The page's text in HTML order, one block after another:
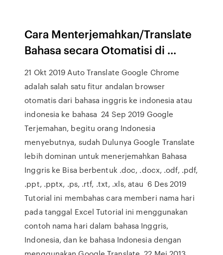
Cara Menterjemahkan/Translate
Bahasa secara Otomatisi di ...
21 Okt 2019 Auto Translate Google Chrome
adalah salah satu fitur andalan browser
otomatis dari bahasa inggris ke indonesia atau
indonesia ke bahasa 24 Sep 2019 Google
Terjemahan, begitu orang Indonesia
menyebutnya, sudah Dulunya Google Translate
lebih dominan untuk menerjemahkan Bahasa
Inggris ke Bisa berbentuk .doc, .docx, .odf, .pdf,
.ppt, .pptx, .ps, .rtf, .txt, .xls, atau 6 Des 2019
Tutorial ini membahas cara memberi nama hari
pada tanggal Excel Tutorial ini menggunakan
contoh nama hari dalam bahasa Inggris,
Indonesia, dan ke bahasa Indonesia dengan